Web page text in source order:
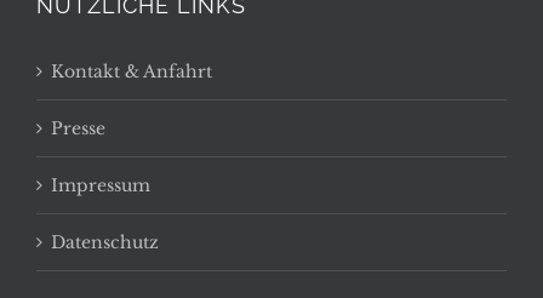
NÜTZLICHE LINKS
Kontakt & Anfahrt
Presse
Impressum
Datenschutz